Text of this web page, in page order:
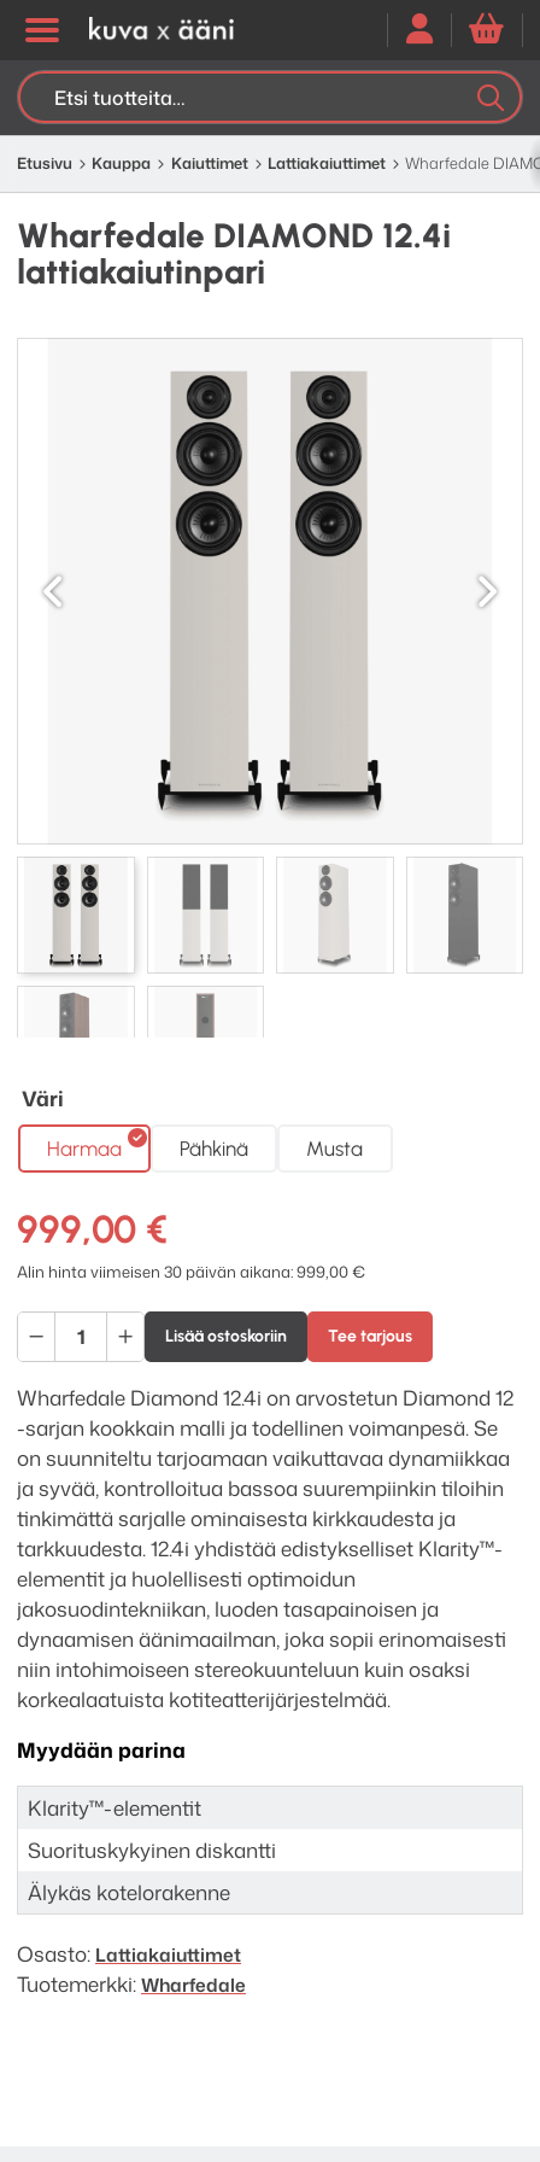
Etsi:
Etusivu Kauppa Kaiuttimet Lattia­kaiuttimet Wharfedale
Wharfedale DIAMOND 12.4i
lattiakaiutinpari
Väri
Harmaa Pähkinä Musta
999,00 €
Alin hinta viimeisen 30 päivän aikana:999,00€
Wharfedale
DIAMOND
12.4i
lattiakaiutinpari
määrä
Lisää ostoskoriin Tee tarjous
Wharfedale Diamond 12.4i on arvostetun Diamond 12
-sarjan kookkain malli ja todellinen voimanpesä. Se
on suunniteltu tarjoamaan vaikuttavaa dynamiikkaa
ja syvää, kontrolloitua bassoa suurempiinkin tiloihin
tinkimättä sarjalle ominaisesta kirkkaudesta ja
tarkkuudesta. 12.4i yhdistää edistykselliset Klarity™-
elementit ja huolellisesti optimoidun
jakosuodintekniikan, luoden tasapainoisen ja
dynaamisen äänimaailman, joka sopii erinomaisesti
niin intohimoiseen stereokuunteluun kuin osaksi
korkealaatuista kotiteatterijärjestelmää.
Myydään parina
Klarity™-elementit
Suorituskykyinen diskantti
Älykäs kotelorakenne
Osasto: Lattia­kaiuttimet
Tuotemerkki:Wharfedale